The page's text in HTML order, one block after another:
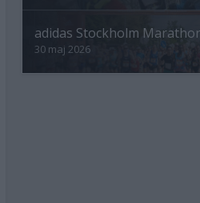
adidas Stockholm
30 maj 2026